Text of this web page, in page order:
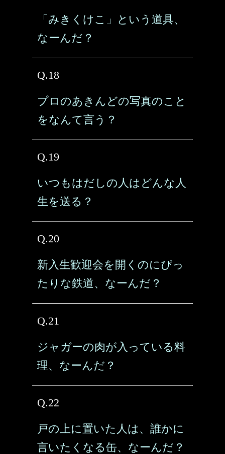
「みきくけこ」という道具、
なーんだ？
Q.18
プロのあきんどの写真のこと
をなんて言う？
Q.19
いつもはだしの人はどんな人
生を送る？
Q.20
新入生歓迎会を開くのにぴっ
たりな鉄道、なーんだ？
Q.21
ジャガーの肉が入っている料
理、なーんだ？
Q.22
戸の上に置いた人は、誰かに
言いたくなる缶、なーんだ？